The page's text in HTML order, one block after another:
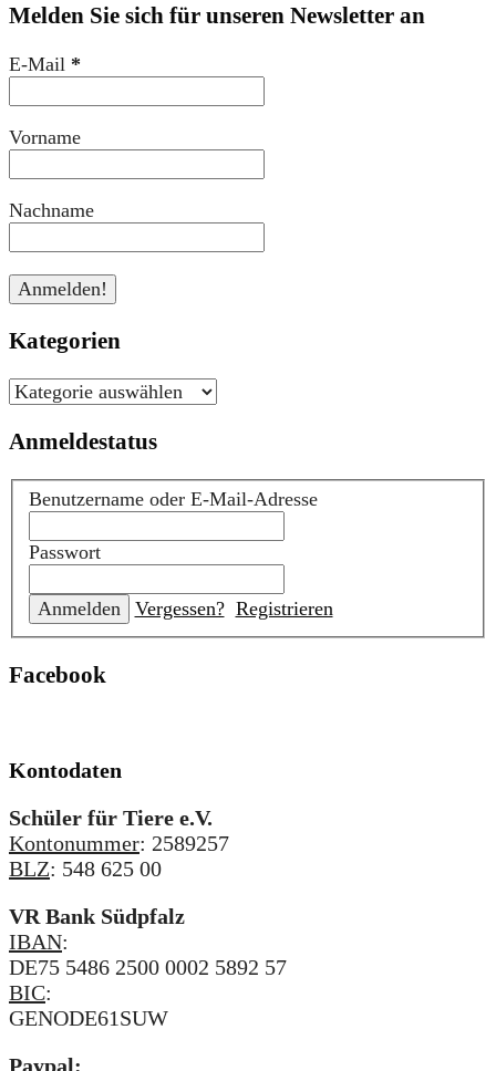
Melden Sie sich für unseren Newsletter an
E-Mail *
Vorname
Nachname
Kategorien
Kategorien
Anmeldestatus
Benutzername oder E-Mail-Adresse
Passwort
Vergessen? Registrieren
Facebook
Kontodaten
Schüler für Tiere e.V.
Kontonummer: 2589257
BLZ: 548 625 00
VR Bank Südpfalz
IBAN:
DE75 5486 2500 0002 5892 57
BIC:
GENODE61SUW
Paypal: